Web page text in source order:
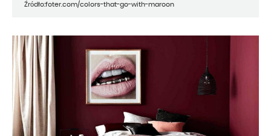
Źródło:foter.com/colors-that-go-with-maroon